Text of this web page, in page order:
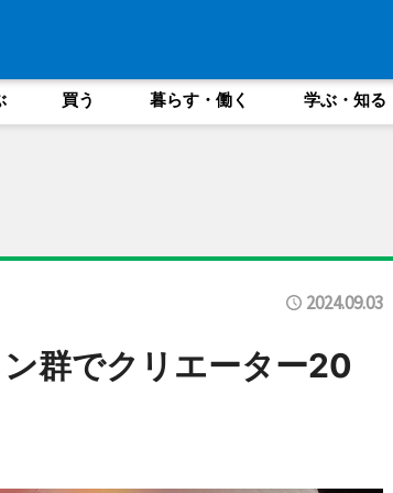
買う 暮らす・働く 学ぶ・知る
2024.09.03
群でクリエーター20